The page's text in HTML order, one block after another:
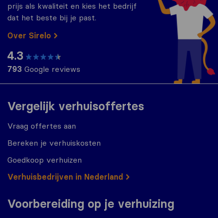
Vergelijk verhuisoffertes
Vraag offertes aan
Bereken je verhuiskosten
Goedkoop verhuizen
Verhuisbedrijven in Nederland
Voorbereiding op je verhuizing
prijs als kwaliteit en kies het bedrijf
dat het beste bij je past.
Over Sirelo
4.3
793 Google reviews